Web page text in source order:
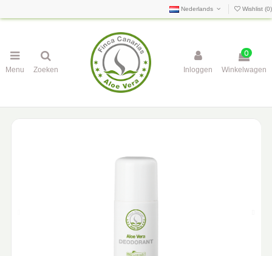
Nederlands Wishlist (0)
Menu Zoeken Inloggen
0
Winkelwagen